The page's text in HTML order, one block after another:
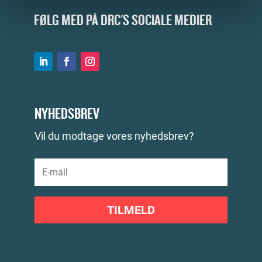
FØLG MED PÅ DRC'S SOCIALE MEDIER
NYHEDSBREV
Vil du modtage vores nyhedsbrev?
TILMELD